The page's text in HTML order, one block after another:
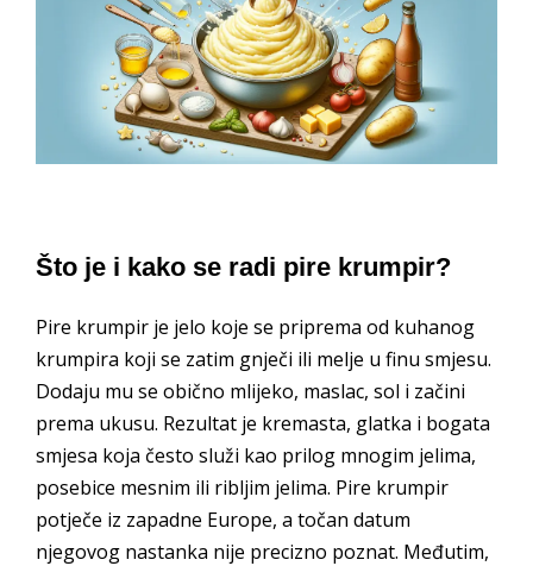
Što je i kako se radi pire krumpir?
Pire krumpir je jelo koje se priprema od kuhanog
krumpira koji se zatim gnječi ili melje u finu smjesu.
Dodaju mu se obično mlijeko, maslac, sol i začini
prema ukusu. Rezultat je kremasta, glatka i bogata
smjesa koja često služi kao prilog mnogim jelima,
posebice mesnim ili ribljim jelima. Pire krumpir
potječe iz zapadne Europe, a točan datum
njegovog nastanka nije precizno poznat. Međutim,